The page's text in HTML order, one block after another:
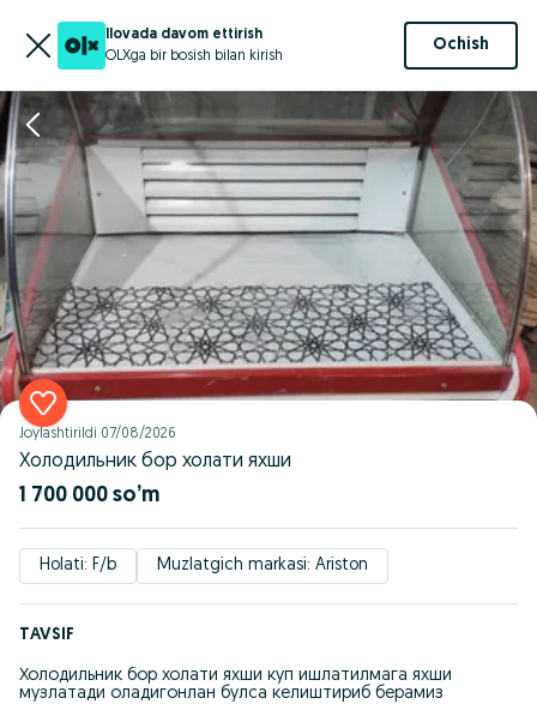
Ilovada davom ettirish
OLXga bir bosish bilan kirish
Ochish
Joylashtirildi 07/08/2026
Холодильник бор холати яхши
1 700 000 so’m
Holati: F/b Muzlatgich markasi: Ariston
TAVSIF
Холодильник бор холати яхши куп ишлатилмага яхши
музлатади оладигонлан булса келиштириб берамиз